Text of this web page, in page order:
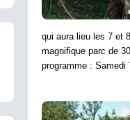
qui aura lieu les 7 et
magnifique parc de
programme : Samedi